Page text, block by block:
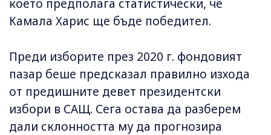
което предполага статистически, че
Камала Харис ще бъде победител.
Преди изборите през 2020 г. фондовият
пазар беше предсказал правилно изхода
от предишните девет президентски
избори в САЩ. Сега остава да разберем
дали склонността му да прогнозира